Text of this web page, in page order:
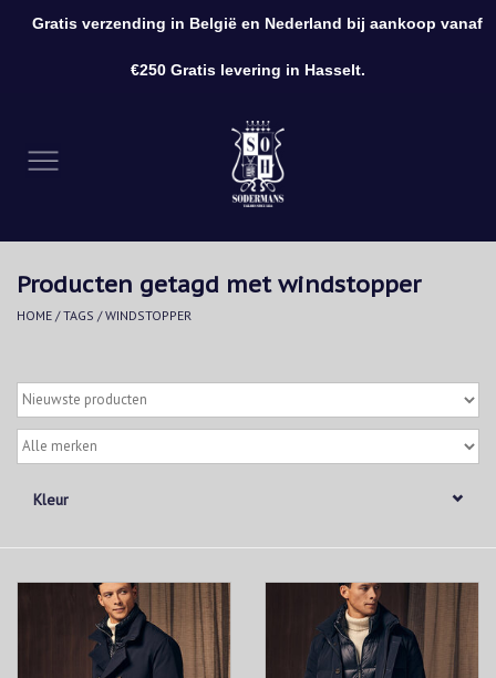
Kleding
Accessoires
Producten getagd met windstopper
HOME /TAGS /WINDSTOPPER
Kleur
Gratis verzending in België en Nederland bij aankoop vanaf
€250 Gratis levering in Hasselt.